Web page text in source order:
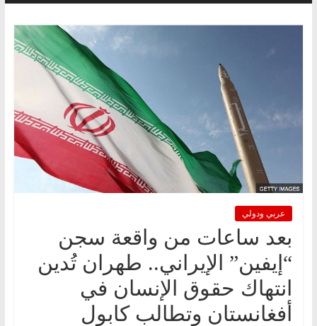
عربي ودولي
بعد ساعات من واقعة سجن
“إيفين” الإيراني.. طهران تُدين
انتهاك حقوق الإنسان في
أفغانستان وتطالب كابول